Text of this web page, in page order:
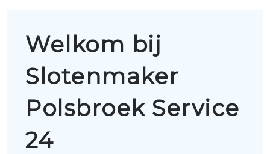
Welkom bij
Slotenmaker
Polsbroek Service
24